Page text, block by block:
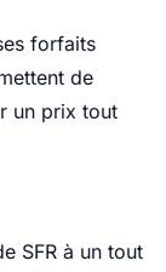
forfaits
de
un prix tout
SFR à un tout